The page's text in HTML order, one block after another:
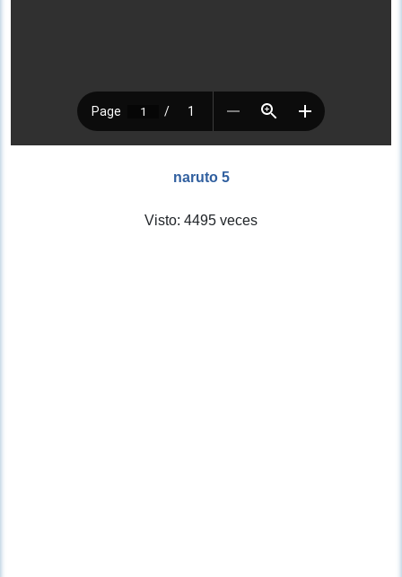
naruto 5
Visto: 4495 veces